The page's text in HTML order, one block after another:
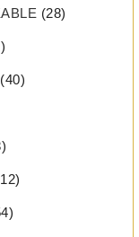
(28)
(40)